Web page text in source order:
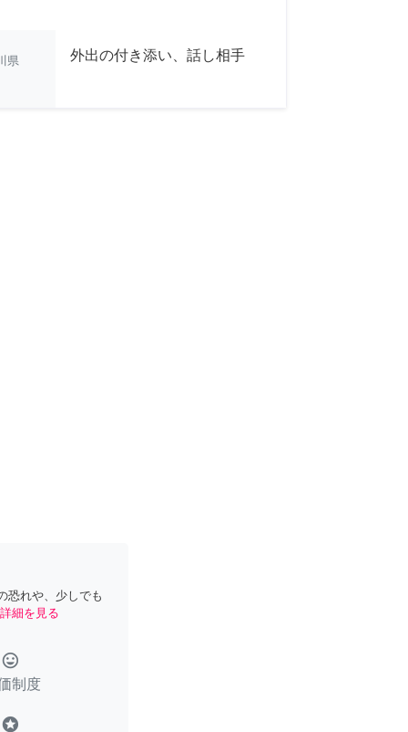
県 外出の付き添い、話し相手
恐れや、少しでも
詳細を見る
tag_faces
制度
stars